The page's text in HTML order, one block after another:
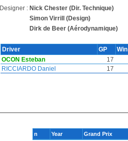
Designer : Nick Chester (Dir. Technique)
Simon Virrill (Design)
Dirk de Beer (Aérodynamique)
Driver GP Win
OCON Esteban
17
RICCIARDO Daniel
17
n Year Grand Prix